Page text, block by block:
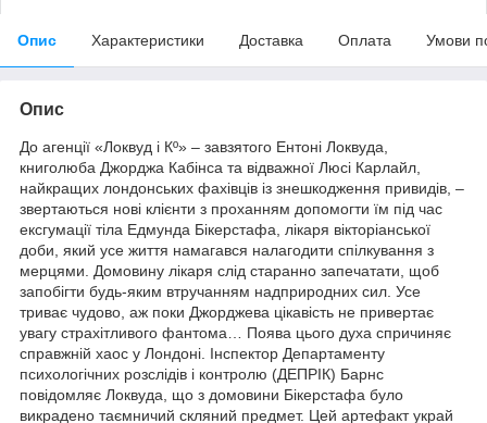
Опис Характеристики Доставка Оплата Умови
Опис
До агенції «Локвуд і Кº» – завзятого Ентоні Локвуда,
книголюба Джорджа Кабінса та відважної Люсі Карлайл,
найкращих лондонських фахівців із знешкодження привидів, –
звертаються нові клієнти з проханням допомогти їм під час
ексгумації тіла Едмунда Бікерстафа, лікаря вікторіанської
доби, який усе життя намагався налагодити спілкування з
мерцями. Домовину лікаря слід старанно запечатати, щоб
запобігти будь-яким втручанням надприродних сил. Усе
триває чудово, аж поки Джорджева цікавість не привертає
увагу страхітливого фантома… Поява цього духа спричиняє
справжній хаос у Лондоні. Інспектор Департаменту
психологічних розслідів і контролю (ДЕПРІК) Барнс
повідомляє Локвуда, що з домовини Бікерстафа було
викрадено таємничий скляний предмет. Цей артефакт украй